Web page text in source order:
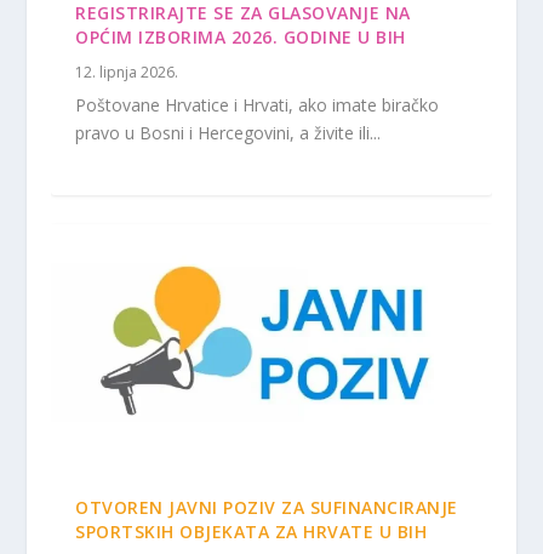
REGISTRIRAJTE SE ZA GLASOVANJE NA
OPĆIM IZBORIMA 2026. GODINE U BIH
12. lipnja 2026.
Poštovane Hrvatice i Hrvati, ako imate biračko
pravo u Bosni i Hercegovini, a živite ili...
OTVOREN JAVNI POZIV ZA SUFINANCIRANJE
SPORTSKIH OBJEKATA ZA HRVATE U BIH